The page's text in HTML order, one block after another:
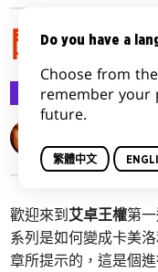
閃亮艾卓
萬智創生 2019-09-
歡迎來到艾卓王權第
系列是如何變成卡美
章所提示的，這是個
Do you have a
Choose from
remember your
future.
繁體中文